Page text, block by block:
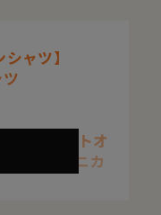
ャツ】
ンポイントオ
群の“ハニカ